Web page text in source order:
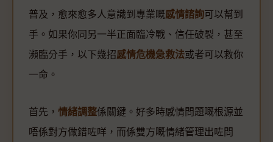
普及，愈來愈多人意識到專業嘅感情諮詢可以幫到
手。如果你同另一半正面臨冷戰、信任破裂，甚至
瀕臨分手，以下幾招感情危機急救法或者可以救你
一命。
首先， 情緒調整係關鍵。好多時感情問題嘅根源並
唔係對方做錯咗咩，而係雙方嘅情緒管理出咗問